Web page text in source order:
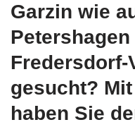
Garzin wie
Fredersdorf-
gesucht?
haben Sie